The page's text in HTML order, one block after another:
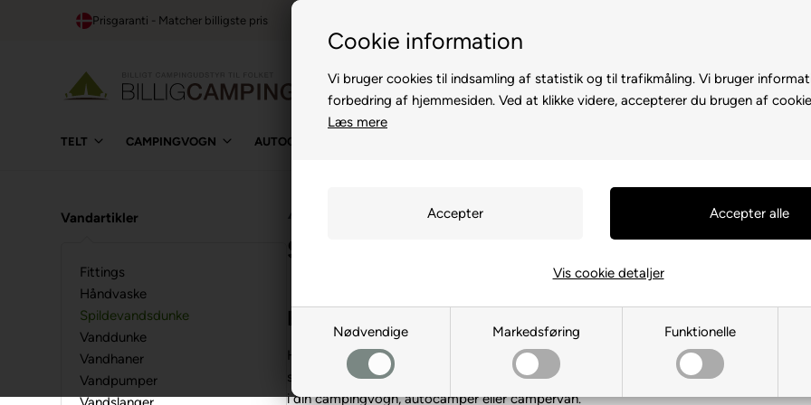
Cookie information
Vi bruger cookies til indsamling af statistik og til trafikmåling. Vi bruger
forbedring af hjemmesiden. Ved at klikke videre, accepterer du brugen af
Læs mere
Nødvendige Markedsføring Funktionelle
Vis cookie detaljer
Prisgaranti - Matcher billigste pris
TELT CAMPINGVOGN AUTOCAMPER
Vandartikler
Fittings
Håndvaske
Spildevandsdunke
Vanddunke
Vandhaner
Vandpumper
⛺ Vandartikler›Spildevandsdunke
Spildevandsdunke
Beholder, rør og andet udstyr til spildevand når du
Her ser du vores udvalg af spildevandsdunke, spildevandstanke, spildevandsvogne
spildevandet på campingturen. Tag kontakt til vores kundeservice, hvis du har brug
i din campingvogn, autocamper eller campervan.